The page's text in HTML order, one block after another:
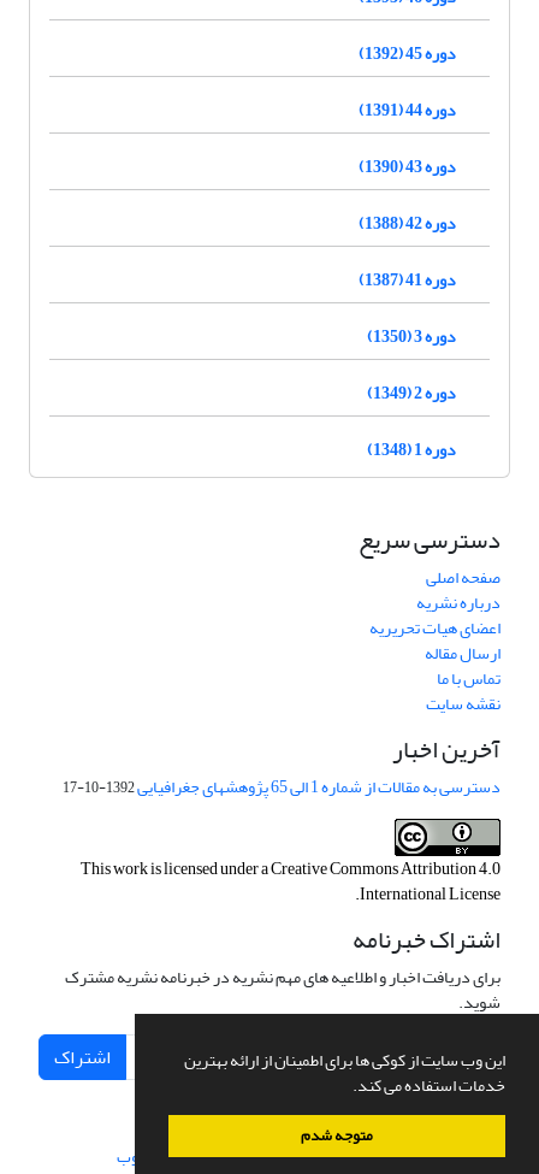
این وب سایت از کوکی ها برای اطمینان از ارائه بهترین
خدمات استفاده می کند.
متوجه شدم
دوره 45 (1392)
دوره 44 (1391)
دوره 43 (1390)
دوره 42 (1388)
دوره 41 (1387)
دوره 3 (1350)
دوره 2 (1349)
دوره 1 (1348)
دسترسی سریع
صفحه اصلی
درباره نشریه
اعضای هیات تحریریه
ارسال مقاله
تماس با ما
نقشه سایت
آخرین اخبار
دسترسی به مقالات از شماره 1 الی 65 پژوهشهای جغرافیایی 1392-10-17
This work is licensed under aCreative Commons Attribution 4.0
International License
.
اشتراک خبرنامه
برای دریافت اخبار و اطلاعیه های مهم نشریه در خبرنامه نشریه مشترک
شوید.
اشتراک
سامانه مدیریت نشریات علمی.طراحی و پیاده سازی از سیناوب